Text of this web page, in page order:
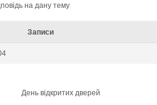
на дану тему
Записи
День відкритих дверей